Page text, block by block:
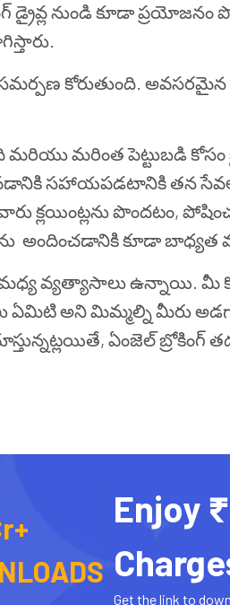
డ్రైవ్ల నుండి కూడా ప్రయోజనం
కోరుతుంది. అవసరమైన
మరియు మరింత పెట్టుబడి కోసం
సహాయపడటానికి తన
క్లయింట్లను పొందటం,
అందించడానికి కూడా బాధ్యత
వ్యత్యాసాలు ఉన్నాయి. మీ
ఏమిటి అని మిమ్మల్ని మీరు
ఏంజెల్ బ్రోకింగ్
Enjoy
Get the link to